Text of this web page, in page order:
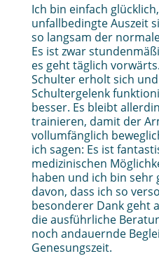
Ich bin einfach
unfallbedingte Auszeit
so langsam der
Es ist zwar
es geht täglich
Schulter erholt sich
Schultergelenk
besser. Es bleibt
trainieren, damit der
vollumfänglich
ich sagen: Es ist
medizinischen
haben und ich bin
davon, dass ich so
besonderer Dank geht
die ausführliche
noch andauernde
Genesungszeit.